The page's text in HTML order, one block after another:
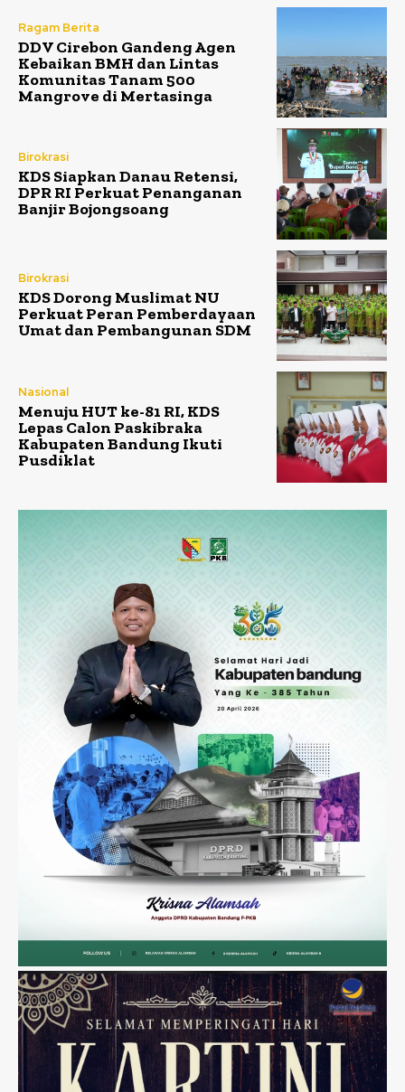
Ragam Berita
DDV Cirebon Gandeng Agen
Kebaikan BMH dan Lintas
Komunitas Tanam 500
Mangrove di Mertasinga
Birokrasi
KDS Siapkan Danau Retensi,
DPR RI Perkuat Penanganan
Banjir Bojongsoang
Birokrasi
KDS Dorong Muslimat NU
Perkuat Peran Pemberdayaan
Umat dan Pembangunan SDM
Nasional
Menuju HUT ke-81 RI, KDS
Lepas Calon Paskibraka
Kabupaten Bandung Ikuti
Pusdiklat